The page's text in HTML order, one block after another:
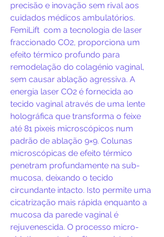
precisão e inovação sem rival aos
cuidados médicos ambulatórios.
FemiLift com a tecnologia de laser
fraccionado CO2, proporciona um
efeito térmico profundo para
remodelação do colagénio vaginal,
sem causar ablação agressiva. A
energia laser CO2 é fornecida ao
tecido vaginal através de uma lente
holográfica que transforma o feixe
até 81 pixeis microscópicos num
padrão de ablação 9×9. Colunas
microscópicas de efeito térmico
penetram profundamente na sub-
mucosa, deixando o tecido
circundante intacto. Isto permite uma
cicatrização mais rápida enquanto a
mucosa da parede vaginal é
rejuvenescida. O processo micro-